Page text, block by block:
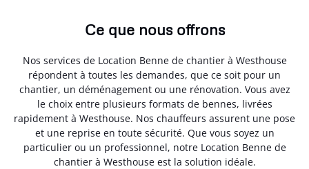
Ce que nous offrons
Nos services de Location Benne de chantier à Westhouse
répondent à toutes les demandes, que ce soit pour un
chantier, un déménagement ou une rénovation. Vous avez
le choix entre plusieurs formats de bennes, livrées
rapidement à Westhouse. Nos chauffeurs assurent une pose
et une reprise en toute sécurité. Que vous soyez un
particulier ou un professionnel, notre Location Benne de
chantier à Westhouse est la solution idéale.